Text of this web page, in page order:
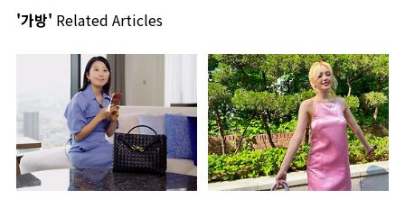
'가방' Related Articles